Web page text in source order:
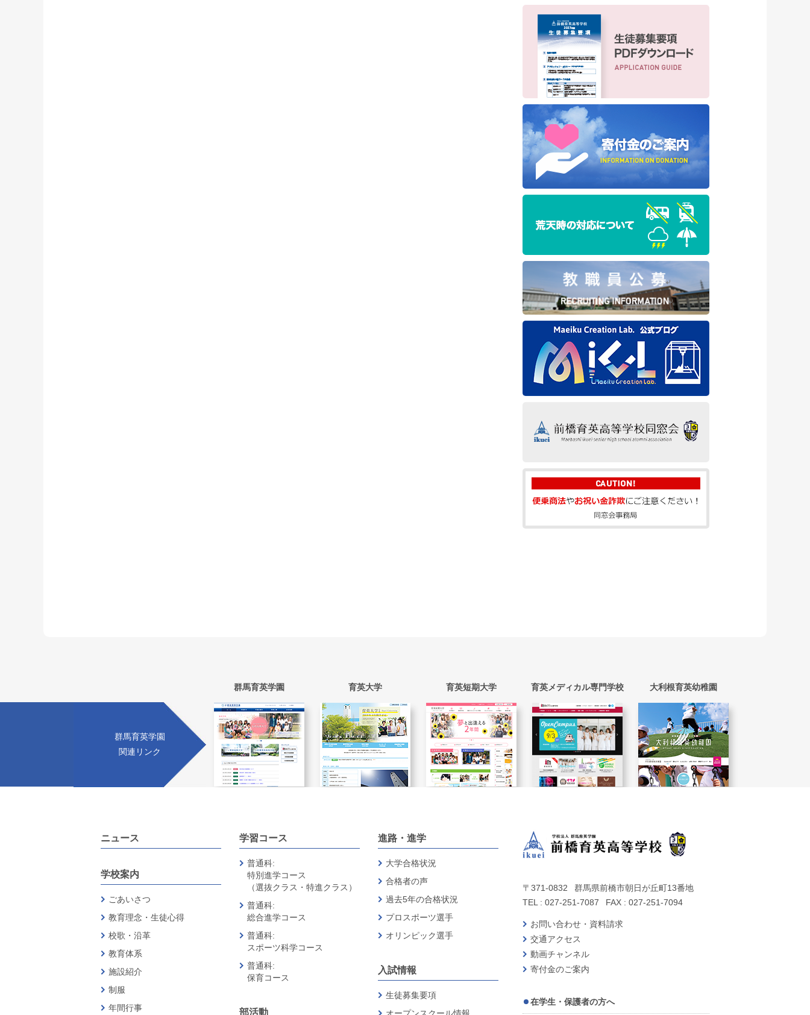
群馬育英学園 育英大学 育英短期大学 育英メディカル専門学校 大利根育英幼稚園
群馬育英学園
関連リンク
ニュース
学校案内
ごあいさつ
教育理念・生徒心得
校歌・沿革
教育体系
施設紹介
制服
年間行事
学習コース
普通科:
特別進学コース
（選抜クラス・特進クラス）
普通科:
総合進学コース
普通科:
スポーツ科学コース
普通科:
保育コース
部活動
進路・進学
大学合格状況
合格者の声
過去5年の合格状況
プロスポーツ選手
オリンピック選手
入試情報
生徒募集要項
〒371-0832
群馬県前橋市朝日が丘町13番地
TEL : 027-251-7087
FAX : 027-251-7094
お問い合わせ・資料請求
交通アクセス
動画チャンネル
寄付金のご案内
在学生・保護者の方へ